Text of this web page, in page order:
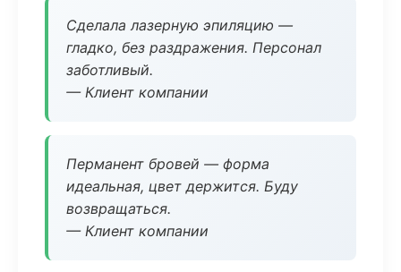
Сделала лазерную эпиляцию —
гладко, без раздражения. Персонал
заботливый.
— Клиент компании
Перманент бровей — форма
идеальная, цвет держится. Буду
возвращаться.
— Клиент компании